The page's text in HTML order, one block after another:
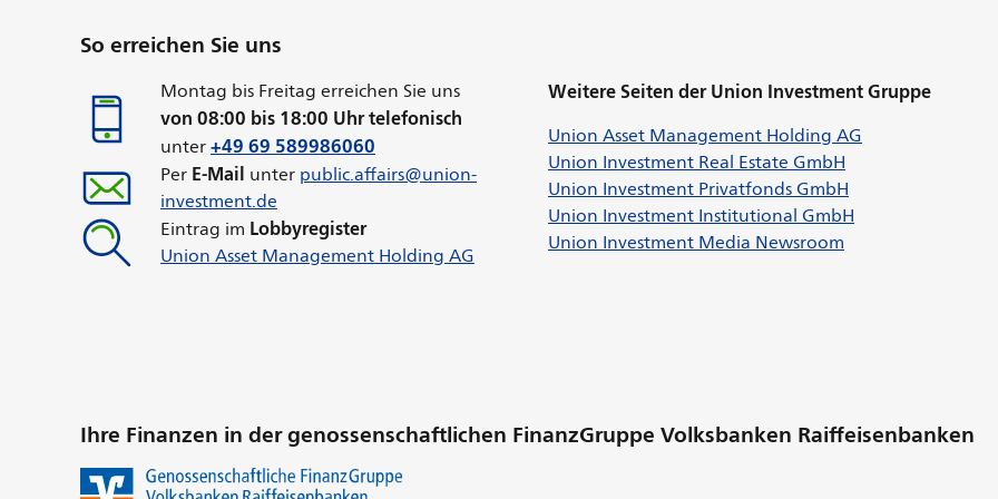
So erreichen Sie uns
Montag bis Freitag erreichen Sie uns
von 08:00 bis 18:00 Uhr telefonisch
unter +49 69 589986060
Per E-Mail unter public.affairs@union-
investment.de
Eintrag im Lobbyregister
Union Asset Management Holding AG
Weitere Seiten der Union Investment Gruppe
Union Asset Management Holding AG Öffnet externe
Union Investment Real Estate GmbH
Union Investment Privatfonds GmbH Öffnet externe
Union Investment Institutional GmbH Öffnet externe
Union Investment Media Newsroom Öffnet externe
Ihre Finanzen in der genossenschaftlichen FinanzGruppe Volksbanken Raiffeisenbanken